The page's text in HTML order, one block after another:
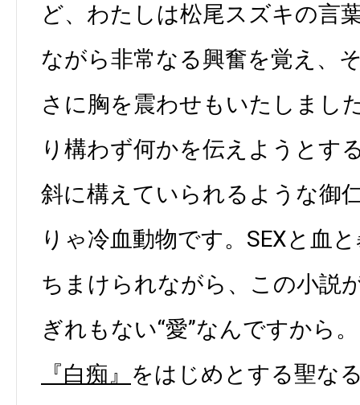
ど、わたしは松尾スズキの言
ながら非常なる興奮を覚え、
さに胸を震わせもいたしまし
り構わず何かを伝えようとす
斜に構えていられるような御
りゃ冷血動物です。SEXと血
ちまけられながら、この小説
ぎれもない“愛”なんですから
『白痴』 をはじめとする聖な